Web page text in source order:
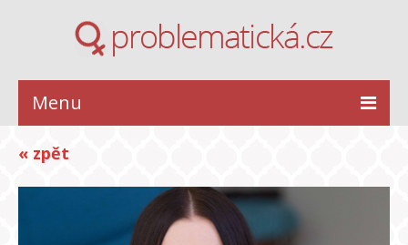
Menu
KRÁSA
STYL
« zpět